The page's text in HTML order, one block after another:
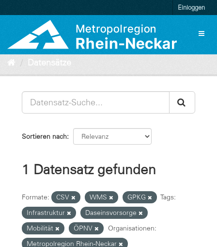
zum
Einloggen
Datensätze
Sortieren nach
1 Datensatz gefunden
Formate: CSV WMS GPKG
Tags:
Infrastruktur
Daseinsvorsorge
Mobilität
ÖPNV
Organisationen:
Metropolregion Rhein-Neckar